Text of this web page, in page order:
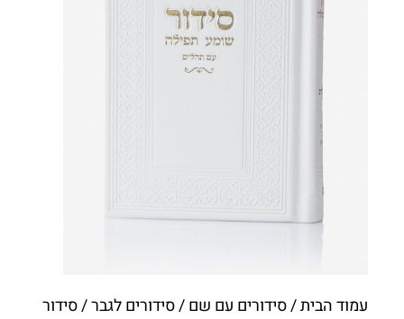
עמוד הבית/סידורים עם שם/סידורים לגבר/ סידור